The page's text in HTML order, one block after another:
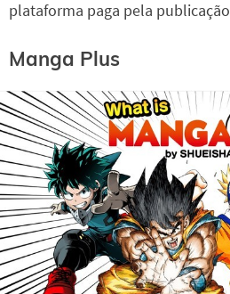
plataforma paga pela
Manga Plus